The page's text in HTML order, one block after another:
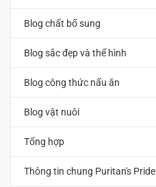
Blog chất bổ sung
Blog sắc đẹp và thể hình
Blog công thức nấu ăn
Blog vật nuôi
Tổng hợp
Thông tin chung Puritan's Pride